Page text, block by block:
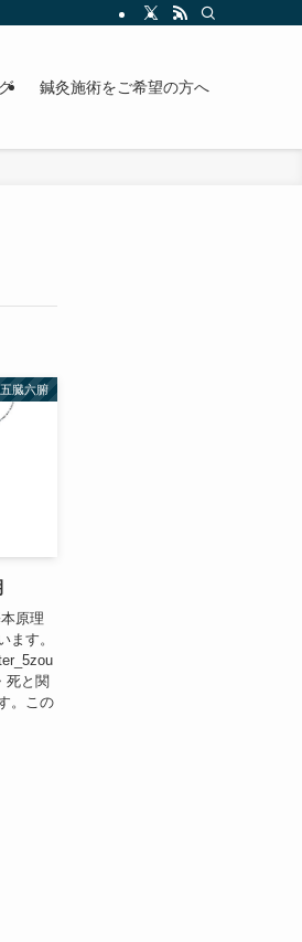
鍼灸施術をご希望の方へ
五臓六腑
原理
ます。
死と関
。この